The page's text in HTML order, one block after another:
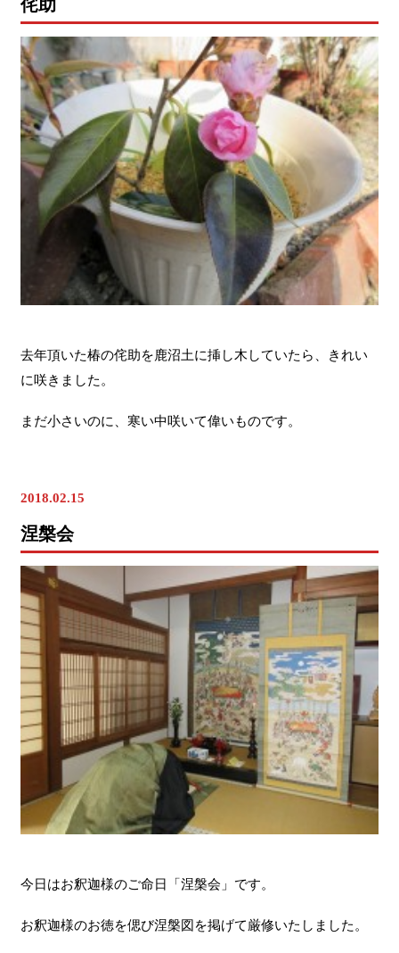
侘助
去年頂いた椿の侘助を鹿沼土に挿し木していたら、きれい
に咲きました。
まだ小さいのに、寒い中咲いて偉いものです。
2018.02.15
涅槃会
今日はお釈迦様のご命日「涅槃会」です。
お釈迦様のお徳を偲び涅槃図を掲げて厳修いたしました。